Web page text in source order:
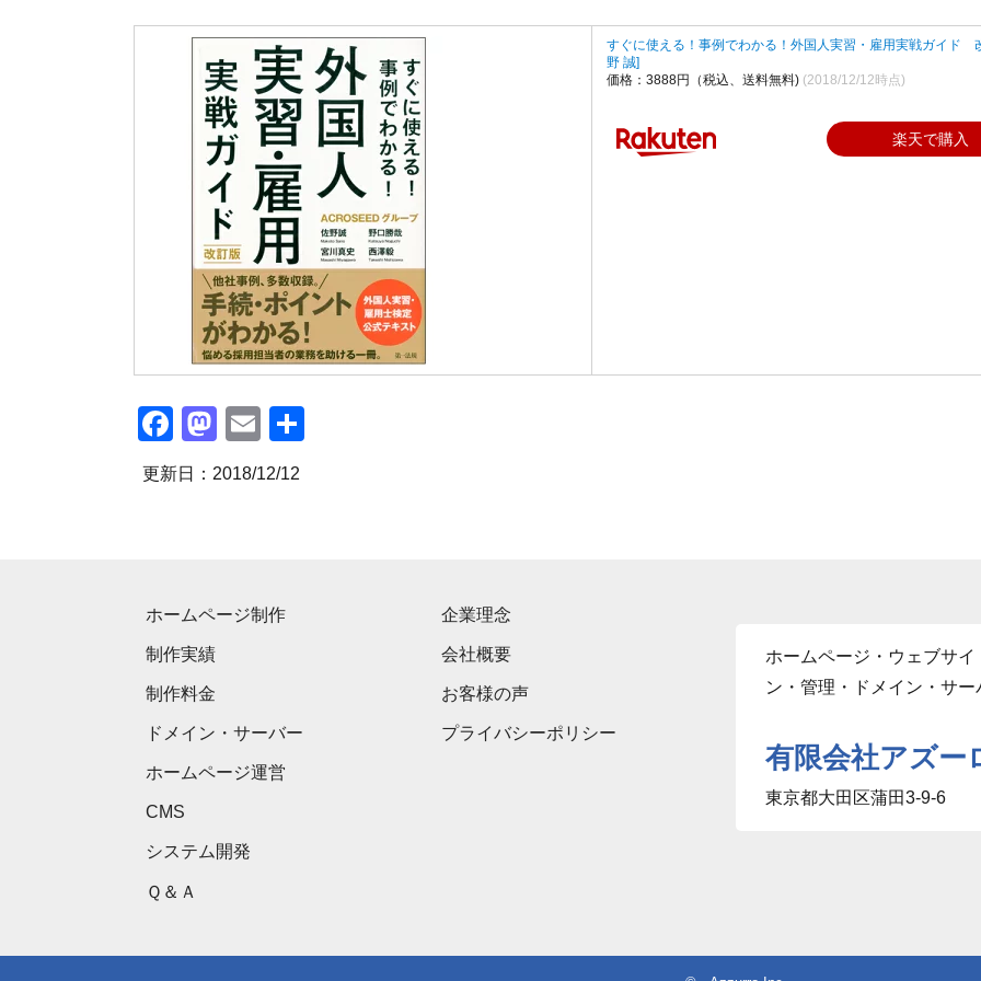
すぐに使える！事例でわかる！外国人実習・雇用実戦ガイド
野 誠]
価格：3888円（税込、送料無料) (2018/12/12時点)
楽天で購入
Facebook
Mastodon
Email
更新日：2018/12/12
ホームページ制作
制作実績
制作料金
ドメイン・サーバー
ホームページ運営
CMS
システム開発
Ｑ＆Ａ
企業理念
会社概要
お客様の声
プライバシーポリシー
ホームページ・ウェブサ
ン・管理・ドメイン・サー
有限会社アズー
東京都大田区蒲田3-9-6